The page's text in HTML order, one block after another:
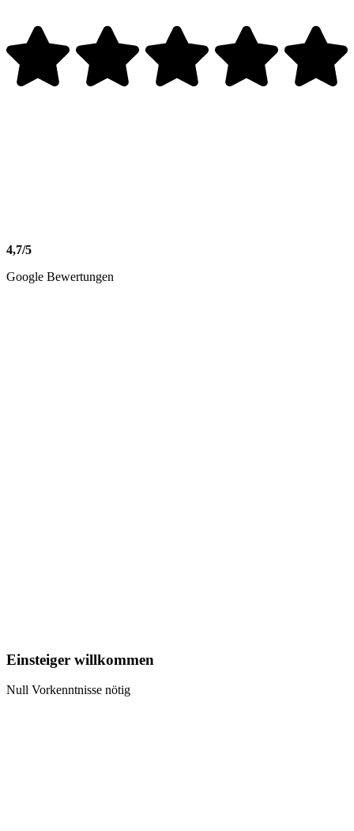
4,7/5
Google Bewertungen
Einsteiger willkommen
Null Vorkenntnisse nötig